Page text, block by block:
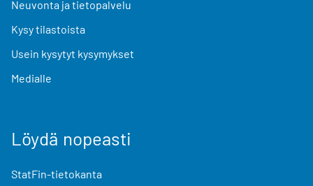
Neuvonta ja tietopalvelu
Kysy tilastoista
Usein kysytyt kysymykset
Medialle
Löydä nopeasti
StatFin-tietokanta